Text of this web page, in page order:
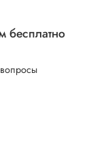
бесплатно